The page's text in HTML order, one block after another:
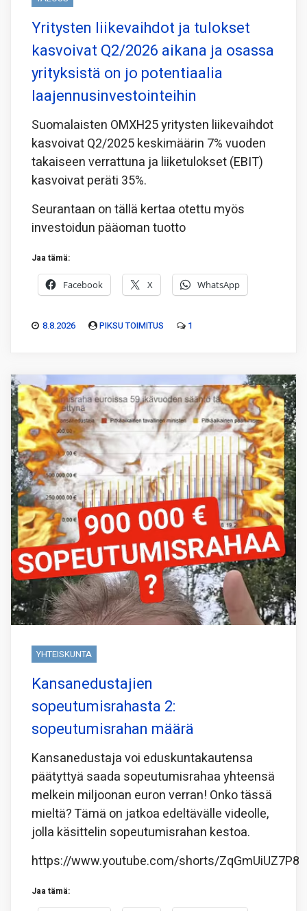
Yritysten liikevaihdot ja tulokset
kasvoivat Q2/2026 aikana ja osassa
yrityksistä on jo potentiaalia
laajennusinvestointeihin
Suomalaisten OMXH25 yritysten liikevaihdot
kasvoivat Q2/2025 keskimäärin 7% vuoden
takaiseen verrattuna ja liiketulokset (EBIT)
kasvoivat peräti 35%.
Seurantaan on tällä kertaa otettu myös
investoidun pääoman tuotto
Jaa tämä:
Facebook X WhatsApp
8.8.2026 PIKSU TOIMITUS 1
YHTEISKUNTA
Kansanedustajien
sopeutumisrahasta 2:
sopeutumisrahan määrä
Kansanedustaja voi eduskuntakautensa
päätyttyä saada sopeutumisrahaa yhteensä
melkein miljoonan euron verran! Onko tässä
mieltä? Tämä on jatkoa edeltävälle videolle,
jolla käsittelin sopeutumisrahan kestoa.
https://www.youtube.com/shorts/ZqGmUiUZ7P8
Jaa tämä: